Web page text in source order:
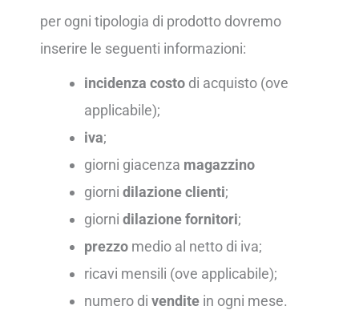
per ogni tipologia di prodotto dovremo
inserire le seguenti informazioni:
incidenza costodi acquisto (ove
applicabile);
iva;
giorni giacenza magazzino
giorni dilazione clienti;
giorni dilazione fornitori;
prezzomedio al netto di iva;
ricavi mensili (ove applicabile);
numero di venditein ogni mese.